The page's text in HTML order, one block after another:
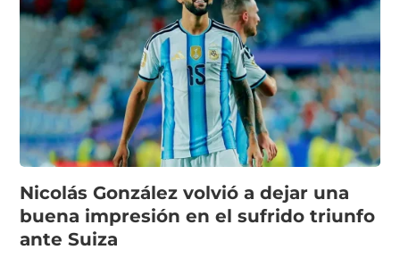
Nicolás González volvió a dejar una
buena impresión en el sufrido triunfo
ante Suiza